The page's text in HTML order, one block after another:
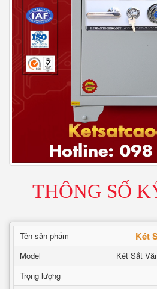
THÔNG SỐ
Tên sản phẩm Két
Model
Két Sắt
Trọng lượng